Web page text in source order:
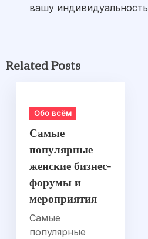
вашу индивидуальность
Related Posts
Обо всём
Самые
популярные
женские бизнес-
форумы и
мероприятия
Самые
популярные